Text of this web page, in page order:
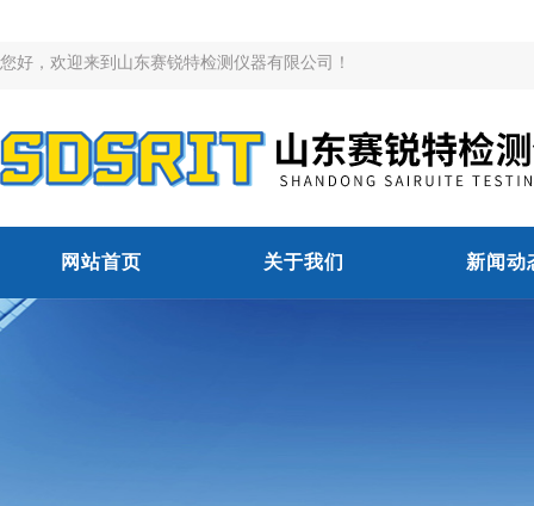
您好，欢迎来到山东赛锐特检测仪器有限公司！
网站首页 关于我们 新闻动